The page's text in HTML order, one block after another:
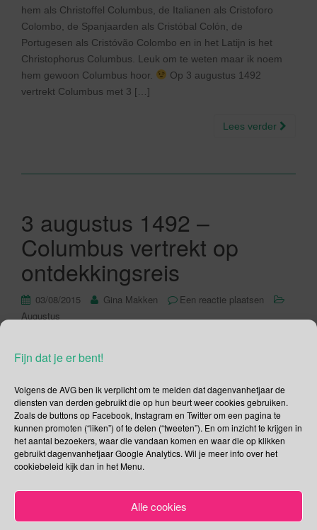
Fijn dat je er bent!
Volgens de AVG ben ik verplicht om te melden dat dagenvanhetjaar de
diensten van derden gebruikt die op hun beurt weer cookies gebruiken.
Zoals de buttons op Facebook, Instagram en Twitter om een pagina te
kunnen promoten (“liken”) of te delen (“tweeten”). En om inzicht te krijgen in
het aantal bezoekers, waar die vandaan komen en waar die op klikken
gebruikt dagenvanhetjaar Google Analytics. Wil je meer info over het
cookiebeleid kijk dan in het Menu.
Alle cookies
hem als Christoffel Columbus, de Italianen als Cristoforo
Colombo, de Spanjaarden als Cristóbal Colón, de
Portugesen als Cristóvão Colombo en in het Latijn is het
Christophorus Columbus. Leuk om te weten maar ik noem
hem gewoon Columbus hoor.
Op 3 augustus 1492
vertrekt Columbus met 3 […]
Lees verder
3 augustus 1492 –
Columbus vertrekt op
ontdekkingsreis
03/08/2015 Gina Makken
Een reactie plaatsen
Augustus
Wij kennen hem als Christoffel Columbus, de Italianen als
Portugesen als Cristóvão Colombo en in het Latijn is het
Christophorus Columbus. Columbus vertrekt op
ontdekkingsreis Op 3 augustus 1492 vertrekt hij met 3
schepen op zoek naar een handelsroute naar Indië. Hij voer
eerst naar de Canarische […]